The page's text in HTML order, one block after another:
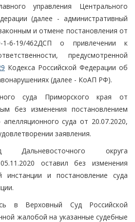
управления Центрального
(далее - административный
и отмене постановления от
6-19/462ДСП о привлечении к
предусмотренной
Кодекса Российской Федерации об
(далее - КоАП РФ).
суда Приморского края от
без изменения постановлением
суда от 20.07.2020,
заявления.
Дальневосточного округа
оставил без изменения
инстанции и постановление суда
в Верховный Суд Российской
жалобой на указанные судебные